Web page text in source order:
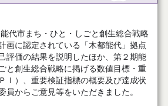
代市まち・ひと・しごと創生総合戦略
画に認定されている「木都能代」拠点
評価の結果を説明したほか、第２期能
と創生総合戦略に掲げる数値目標・重
Ｉ）、重要検証指標の概要及び達成状
員からご意見等をいただきました。